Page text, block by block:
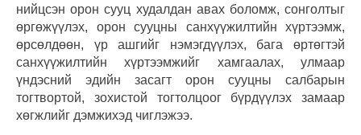
нийцсэн орон сууц худалдан авах боломж, сонголтыг
өргөжүүлэх, орон сууцны санхүүжилтийн хүртээмж,
өрсөлдөөн, үр ашгийг нэмэгдүүлэх, бага өртөгтэй
санхүүжилтийн хүртээмжийг хамгаалах, улмаар
үндэсний эдийн засагт орон сууцны салбарын
тогтвортой, зохистой тогтолцоог бүрдүүлэх замаар
хөгжлийг дэмжихэд чиглэжээ.